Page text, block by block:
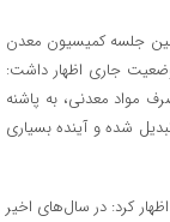
شهریاری در سومین جلسه کمیسیون معدن
جاری اظهار داشت:
مواد معدنی، به پاشنه
شده و آینده بسیاری
کرد: در سال‌های اخیر